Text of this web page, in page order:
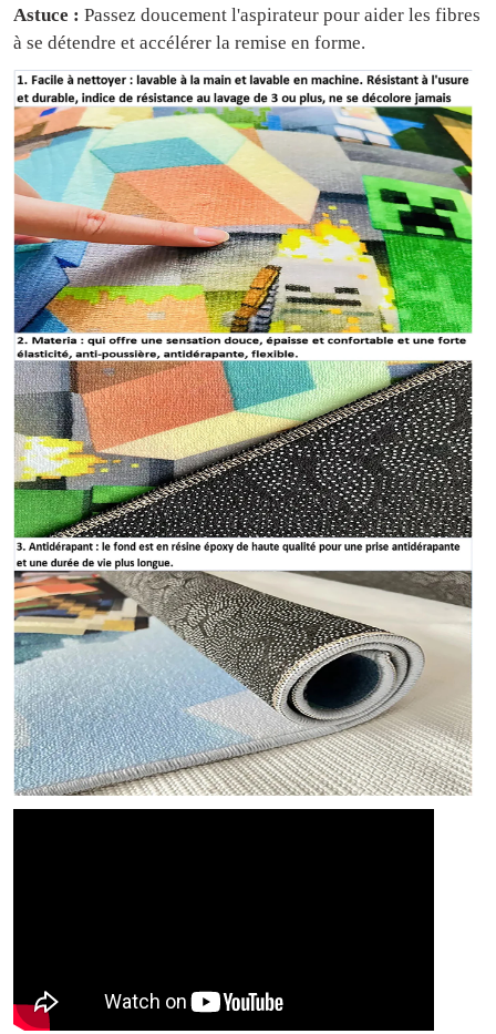
Astuce : Passez doucement l'aspirateur pour aider les fibres
à se détendre et accélérer la remise en forme.